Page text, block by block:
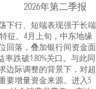
2026年第二季报
下行、短端表现强于长端
征。4月上旬，中东地缘
回落，叠加银行间资金面
跌破1.80%关口。与此同
边际调整的背景下，对超
要增量资金来源。进入5